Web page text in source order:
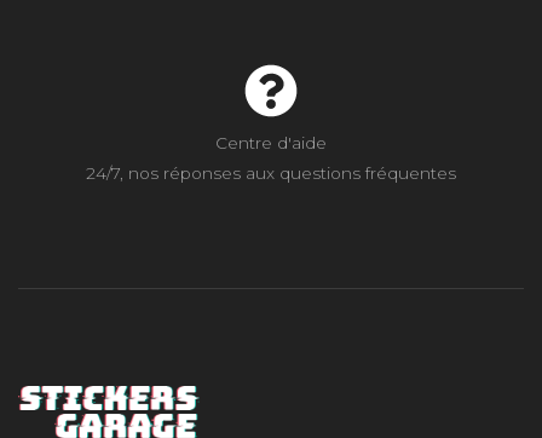
Centre d'aide
24/7, nos réponses aux questions fréquentes